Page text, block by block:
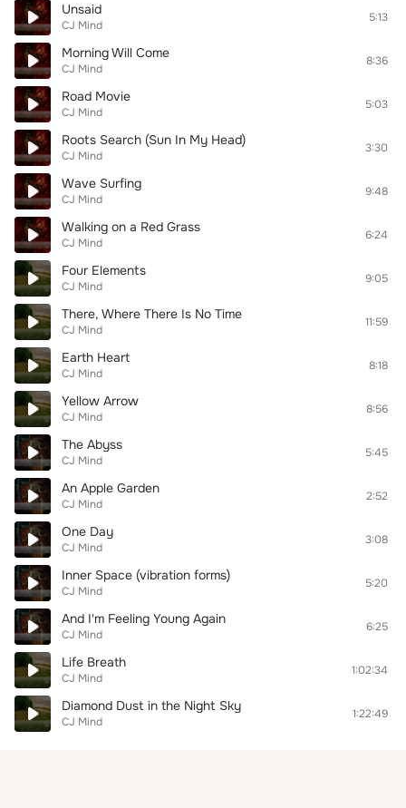
Unsaid
CJ Mind
5:13
Morning Will Come
CJ Mind
8:36
Road Movie
CJ Mind
5:03
Roots Search (Sun In My Head)
CJ Mind
3:30
Wave Surfing
CJ Mind
9:48
Walking on a Red Grass
CJ Mind
6:24
Four Elements
CJ Mind
9:05
There, Where There Is No Time
CJ Mind
11:59
Earth Heart
CJ Mind
8:18
Yellow Arrow
CJ Mind
8:56
The Abyss
CJ Mind
5:45
An Apple Garden
CJ Mind
2:52
One Day
CJ Mind
3:08
Inner Space (vibration forms)
CJ Mind
5:20
And I'm Feeling Young Again
CJ Mind
6:25
Life Breath
CJ Mind
1:02:34
Diamond Dust in the Night Sky
CJ Mind
1:22:49